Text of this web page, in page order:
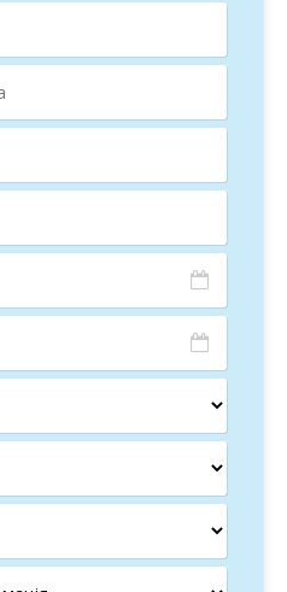
по всьому будинку та
розподілене по всьому, що
та приємної
приватні ворота. Задня
місцем для
днями. Вона пропонує
простір:
басейн,
тераса/зимовий сад
обіднім столомна 8 осіб.
Молодийоливковий
тінь на трав′яних ділянках,
більш розважальним і
зтеаковим столомта